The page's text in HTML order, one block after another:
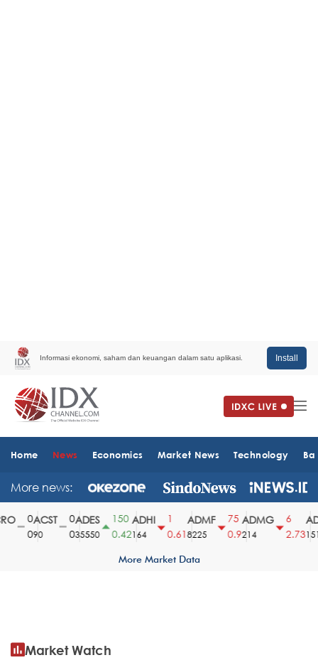
Informasi ekonomi, saham dan keuangan dalam satu aplikasi. Install
Home News Economics Market News Technology
More news:
ACST
90
ADES
35550
150
0.42
ADHI
164
0.61
ADMF
8225
75
0.9
ADMG
214
2.731510
More Market Data
Market Watch